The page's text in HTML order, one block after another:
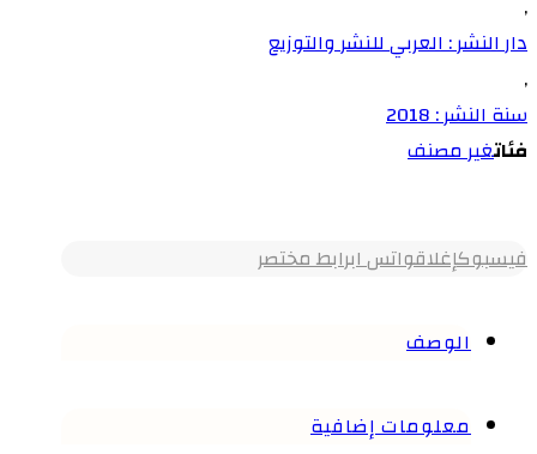
دار النشر : العربي للنشر والتوزيع
,
سنة النشر : 2018
فئاتغير مصنف
فيسبوكإغلاقواتس ابرابط مختصر
الوصف
معلومات إضافية